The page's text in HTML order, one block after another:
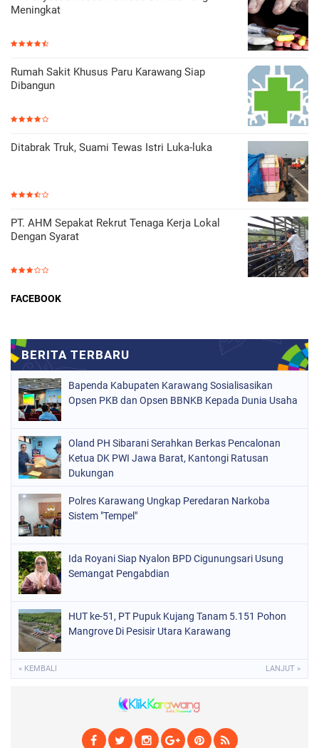
Meningkat
Rumah Sakit Khusus Paru Karawang Siap
Dibangun
Ditabrak Truk, Suami Tewas Istri Luka-luka
PT. AHM Sepakat Rekrut Tenaga Kerja Lokal
Dengan Syarat
FACEBOOK
Bapenda Kabupaten Karawang Sosialisasikan
Opsen PKB dan Opsen BBNKB Kepada Dunia Usaha
Oland PH Sibarani Serahkan Berkas Pencalonan
Ketua DK PWI Jawa Barat, Kantongi Ratusan
Dukungan
Polres Karawang Ungkap Peredaran Narkoba
Sistem "Tempel"
Ida Royani Siap Nyalon BPD Cigunungsari Usung
Semangat Pengabdian
HUT ke-51, PT Pupuk Kujang Tanam 5.151 Pohon
Mangrove Di Pesisir Utara Karawang
« KEMBALI LANJUT »